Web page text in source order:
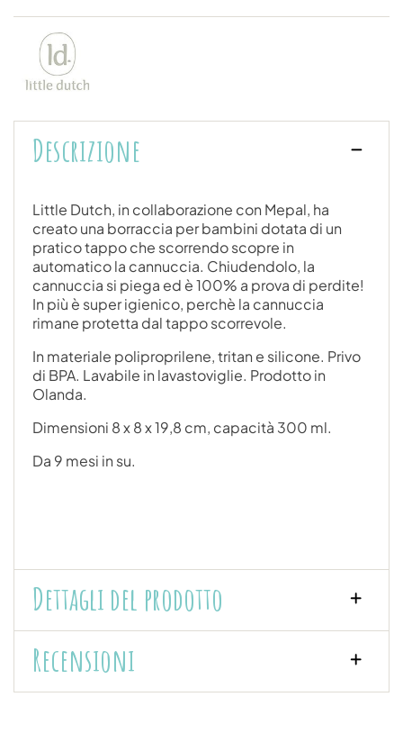
Descrizione
Little Dutch, in collaborazione con Mepal, ha
creato una borraccia per bambini dotata di un
pratico tappo che scorrendo scopre in
automatico la cannuccia. Chiudendolo, la
cannuccia si piega ed è 100% a prova di perdite!
In più è super igienico, perchè la cannuccia
rimane protetta dal tappo scorrevole.
In materiale poliproprilene, tritan e silicone. Privo
di BPA. Lavabile in lavastoviglie. Prodotto in
Olanda.
Dimensioni 8 x 8 x 19,8 cm, capacità 300 ml.
Da 9 mesi in su.
Dettagli del prodotto
Recensioni